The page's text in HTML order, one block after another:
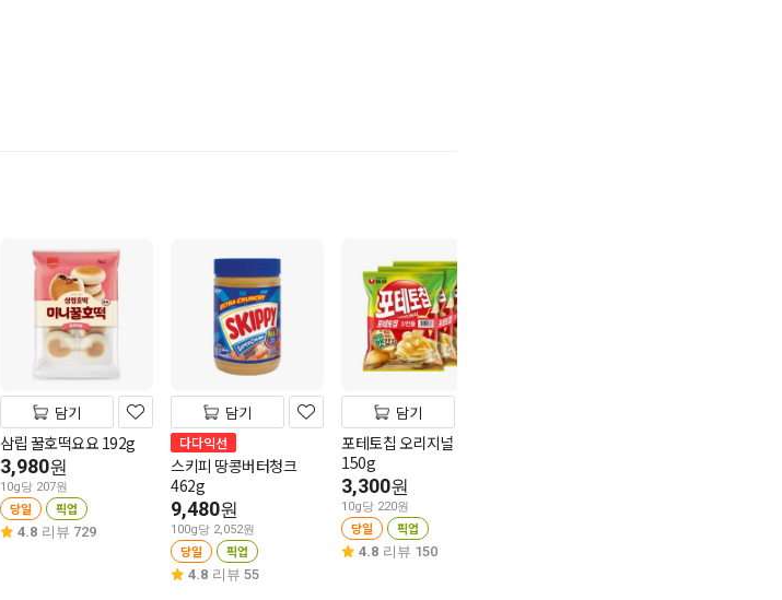
담기
삼립 꿀호떡요요 192g
3,980원
10g당 207원
당일 픽업
4.8 리뷰 729
담기
다다익선
스키피 땅콩버터청크
462g
9,480원
100g당 2,052원
당일 픽업
4.8 리뷰 55
담기
포테토칩 오리지널 3번들
150g
3,300원
10g당 220원
당일 픽업
4.8 리뷰 150